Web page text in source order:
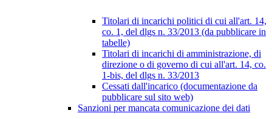
Titolari di incarichi politici di cui all'art. 14,
co. 1, del dlgs n. 33/2013 (da pubblicare in
tabelle)
Titolari di incarichi di amministrazione, di
direzione o di governo di cui all'art. 14, co.
1-bis, del dlgs n. 33/2013
Cessati dall'incarico (documentazione da
pubblicare sul sito web)
Sanzioni per mancata comunicazione dei dati